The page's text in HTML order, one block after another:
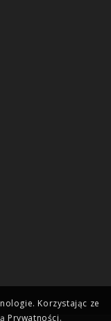
Korzystając ze
Prywatności.